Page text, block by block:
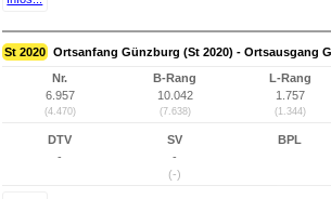
St 2020 Ortsanfang Günzburg (St 2020) - Ortsausgang
Nr.
6.957
(4.470)
B-Rang
10.042
(7.638)
L-Rang
1.757
(1.344)
DTV
-
SV
-
(-)
BPL